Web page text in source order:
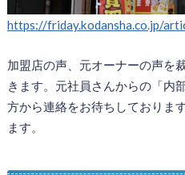
https://friday.kodansha.co.jp/
加盟店の声、元オーナーの声を
きます。元社員さんからの「内
方から連絡をお待ちしておりま
ます。